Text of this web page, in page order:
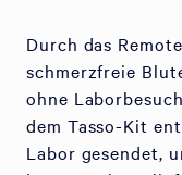
Durch das
schmerzfreie
ohne
dem Tasso-Kit
Labor gesendet,